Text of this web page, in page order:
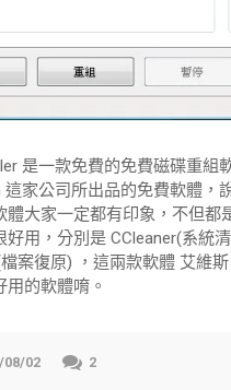
是一款免費的免費磁碟重組
家公司所出品的免費軟體，
體大家一定都有印象，不但都
好用，分別是 CCleaner(系統
案復原) ，這兩款軟體 艾維斯
用的軟體唷。
08/02 2